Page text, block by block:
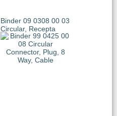
Binder 09 0308 00 03
Circular, Recepta